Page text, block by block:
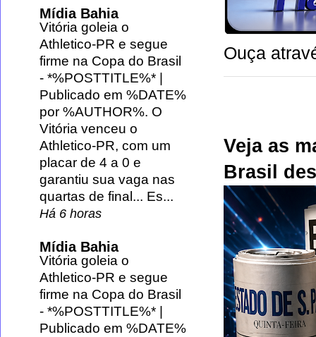
Ouça
Veja as
Brasil
Mídia Bahia
Vitória goleia o
Athletico-PR e segue
firme na Copa do Brasil
- *%POSTTITLE%* |
Publicado em %DATE%
por %AUTHOR%. O
Vitória venceu o
Athletico-PR, com um
placar de 4 a 0 e
garantiu sua vaga nas
quartas de final... Es...
Há 6 horas
Mídia Bahia
Vitória goleia o
Athletico-PR e segue
firme na Copa do Brasil
- *%POSTTITLE%* |
Publicado em %DATE%